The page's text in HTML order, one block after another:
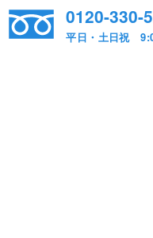
0120-330-
平日・土日祝